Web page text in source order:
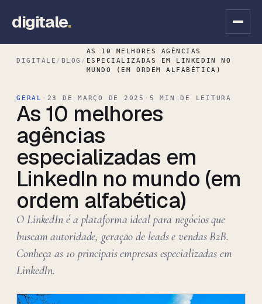
digitale.
DIGITALE / BLOG /
AS 10 MELHORES AGÊNCIAS
ESPECIALIZADAS EM LINKEDIN NO
MUNDO (EM ORDEM ALFABÉTICA)
GERAL · 23 DE MARÇO DE 2025 · 5 MIN DE LEITURA
As 10 melhores
agências
especializadas em
LinkedIn no mundo (em
ordem alfabética)
O LinkedIn é a plataforma ideal para negócios que
buscam autoridade, geração de leads e vendas B2B.
Conheça as 10 principais empresas especializadas em
LinkedIn.